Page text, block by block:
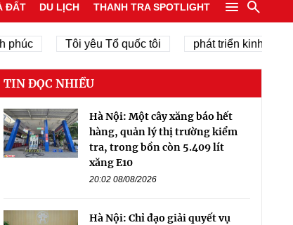
ĐẤT DU LỊCH THANH TRA SPOTLIGHT
Tôi yêu Tổ quốc tôi phát triển kinh tế tư nhân
TIN ĐỌC NHIỀU
Hà Nội: Một cây xăng báo hết
hàng, quản lý thị trường kiểm
tra, trong bồn còn 5.409 lít
xăng E10
20:02 08/08/2026
Hà Nội: Chỉ đạo giải quyết vụ